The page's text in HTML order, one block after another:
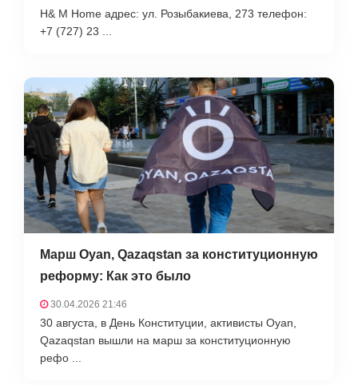
H& M Home адрес: ул. Розыбакиева, 273 телефон:
+7 (727) 23 ...
Марш Oyan, Qazaqstan за конституционную
реформу: Как это было
30.04.2026 21:46
30 августа, в День Конституции, активисты Oyan,
Qazaqstan вышли на марш за конституционную
рефо ...